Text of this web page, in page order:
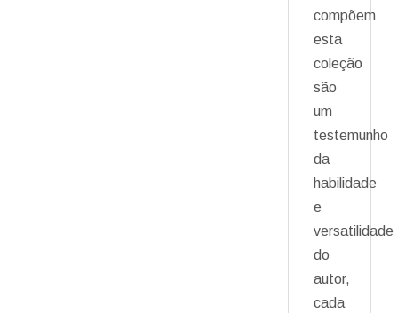
compõem
esta
coleção
são
um
testemunho
da
habilidade
e
versatilidade
do
autor,
cada